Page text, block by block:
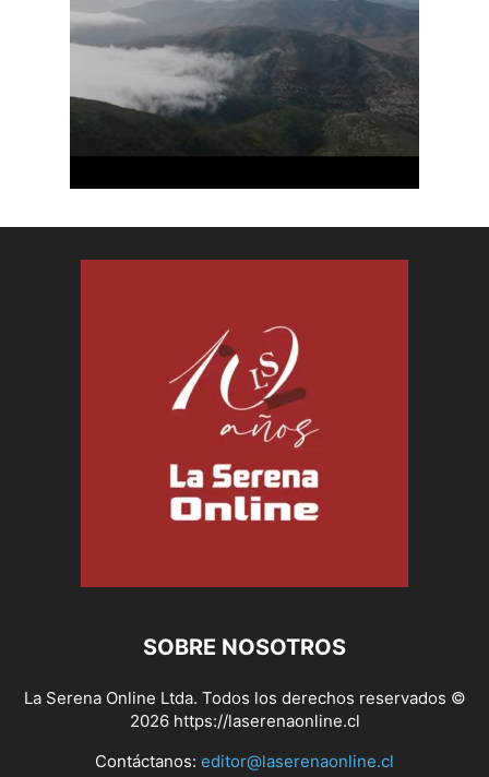
SOBRE NOSOTROS
La Serena Online Ltda. Todos los derechos reservados ©
2026 https://laserenaonline.cl
Contáctanos: editor@laserenaonline.cl